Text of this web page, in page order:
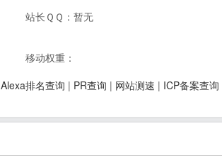
站长ＱＱ：暂无
移动权重：
Alexa排名查询 | PR查询 | 网站测速 | ICP备案查询